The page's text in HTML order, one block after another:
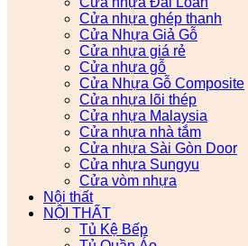
Cửa nhựa ghép thanh
Cửa Nhựa Giả Gỗ
Cửa nhựa giá rẻ
Cửa nhựa gỗ
Cửa Nhựa Gỗ Composite
Cửa nhựa lõi thép
Cửa nhựa Malaysia
Cửa nhựa nhà tắm
Cửa nhựa Sài Gòn Door
Cửa nhựa Sungyu
Cửa vòm nhựa
Nội thất
NỘI THẤT
Tủ Kệ Bếp